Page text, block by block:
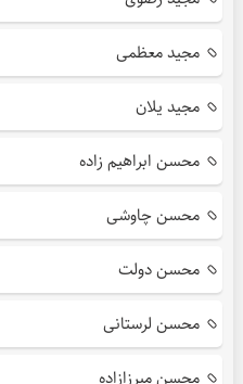
مجید معظمی
مجید یلان
محسن ابراهیم زاده
محسن چاوشی
محسن دولت
محسن لرستانی
محسن میرزازاده